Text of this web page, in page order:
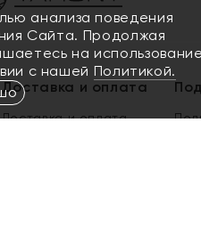
Доставка и оплата
Доставка и оплата
анализа поведения
Сайта. Продолжая
на использование
с нашей Политикой.